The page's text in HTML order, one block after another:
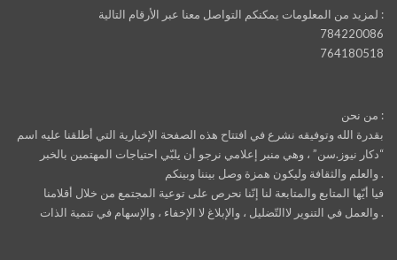
لمزيد من المعلومات يمكنكم التواصل معنا عبر الأرقام التالية :
784220086
764180518
من نحن :
بقدرة الله وتوفيقه نشرع في افتتاح هذه الصفحة الإخبارية التي أطلقنا عليه اسم
“دكار نيوز.سن” ، وهي منبر إعلامي نرجو أن يلبّي احتياجات المهتمين بالخبر
والعلم والثقافة وليكون همزة وصل بيننا وبينكم .
فيا أيّها المتابع والمتابعة لنا إنّنا نحرص على توعية المجتمع من خلال أقلامنا
والعمل في التنوير لاالتّضليل ، والإبلاغ لا الإخفاء ، والإسهام في تنمية الذات .